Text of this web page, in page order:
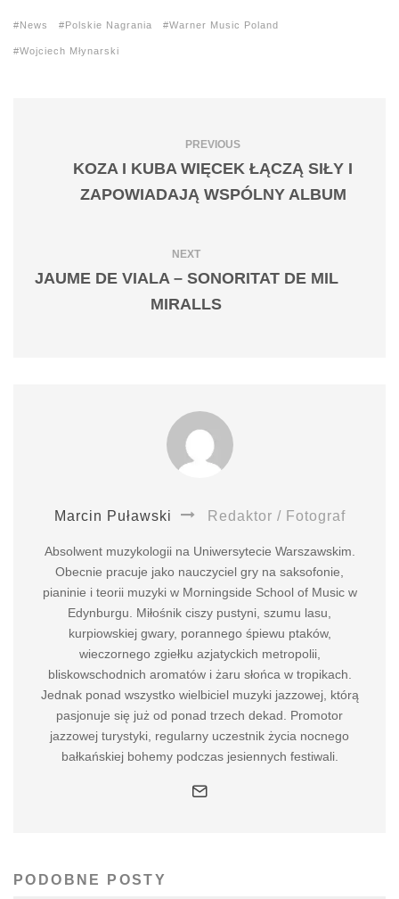
News Polskie Nagrania Warner Music Poland
Wojciech Młynarski
PREVIOUS
KOZA I KUBA WIĘCEK ŁĄCZĄ SIŁY I
ZAPOWIADAJĄ WSPÓLNY ALBUM
NEXT
JAUME DE VIALA – SONORITAT DE MIL
MIRALLS
Marcin Puławski Redaktor / Fotograf
Absolwent muzykologii na Uniwersytecie Warszawskim.
Obecnie pracuje jako nauczyciel gry na saksofonie,
pianinie i teorii muzyki w Morningside School of Music w
Edynburgu. Miłośnik ciszy pustyni, szumu lasu,
kurpiowskiej gwary, porannego śpiewu ptaków,
wieczornego zgiełku azjatyckich metropolii,
bliskowschodnich aromatów i żaru słońca w tropikach.
Jednak ponad wszystko wielbiciel muzyki jazzowej, którą
pasjonuje się już od ponad trzech dekad. Promotor
jazzowej turystyki, regularny uczestnik życia nocnego
bałkańskiej bohemy podczas jesiennych festiwali.
PODOBNE POSTY